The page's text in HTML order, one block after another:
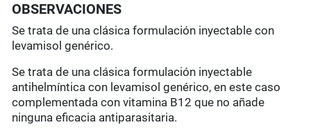
OBSERVACIONES
Se trata de una clásica formulación inyectable con
levamisol genérico.
Se trata de una clásica formulación inyectable
antihelmíntica con levamisol genérico, en este caso
complementada con vitamina B12 que no añade
ninguna eficacia antiparasitaria.